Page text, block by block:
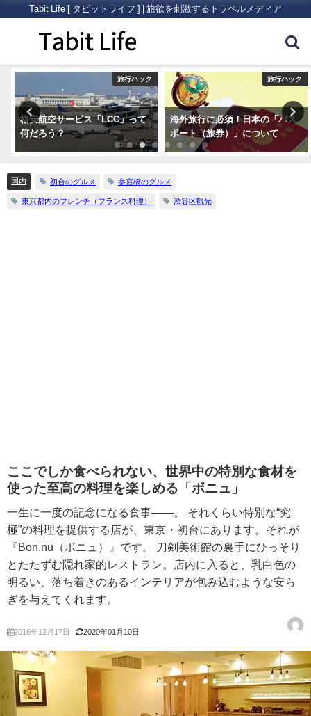
Tabit Life [ タビットライフ ] | 旅欲を刺激するトラベルメディア
旅行ハック
格安航空サービス「LCC」って
何だろう？
旅行ハック
海外旅行に必須！日本の「パス
ポート（旅券）」について
国内 初台のグルメ 参宮橋のグルメ
東京都内のフレンチ（フランス料理） 渋谷区観光
ここでしか食べられない、世界中の特別な食材を
使った至高の料理を楽しめる「ボニュ」
一生に一度の記念になる食事――。 それくらい特別な“究
極”の料理を提供する店が、東京・初台にあります。それが
『Bon.nu（ボニュ）』です。 刀剣美術館の裏手にひっそり
とたたずむ隠れ家的レストラン。店内に入ると、乳白色の
明るい、落ち着きのあるインテリアが包み込むような安ら
ぎを与えてくれます。
2016年12月17日 2020年01月10日